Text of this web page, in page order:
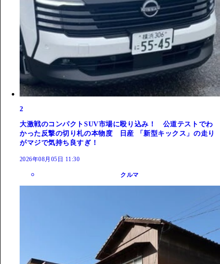
2
大激戦のコンパクトSUV市場に殴り込み！ 公道テストでわ
かった反撃の切り札の本物度 日産 「新型キックス」の走り
がマジで気持ち良すぎ！
2026年08月05日 11:30
クルマ